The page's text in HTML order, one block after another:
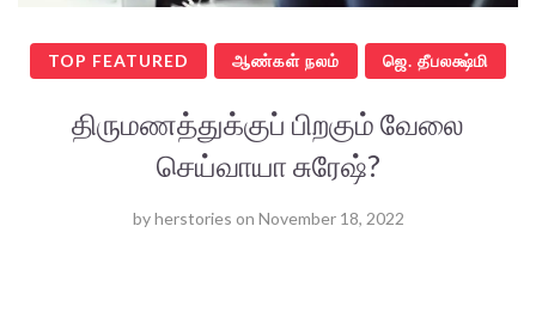
TOP FEATURED ஆண்கள் நலம் ஜெ. தீபலக்ஷ்மி
திருமணத்துக்குப் பிறகும் வேலை
செய்வாயா சுரேஷ்?
byherstories on November 18, 2022